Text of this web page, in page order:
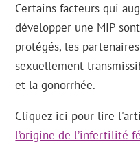
Certains facteurs qui
développer une MIP
protégés, les
sexuellement
et la gonorrhée.
Cliquez ici pour lire
l’origine de l’infertilité